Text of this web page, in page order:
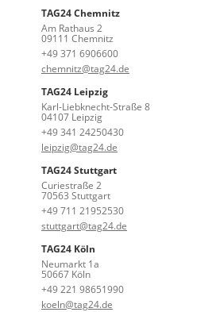
TAG24 Chemnitz
Am Rathaus 2
09111 Chemnitz
+49 371 6906600
chemnitz@tag24.de
TAG24 Leipzig
Karl-Liebknecht-Straße 8
04107 Leipzig
+49 341 24250430
leipzig@tag24.de
TAG24 Stuttgart
Curiestraße 2
70563 Stuttgart
+49 711 21952530
stuttgart@tag24.de
TAG24 Köln
Neumarkt 1a
50667 Köln
+49 221 98651990
koeln@tag24.de